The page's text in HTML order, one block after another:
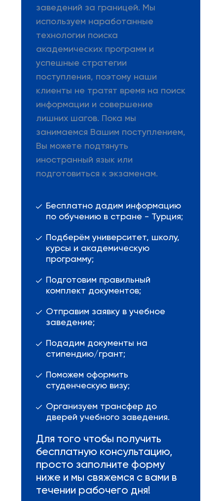
заведений за границей. Мы
используем наработанные
технологии поиска
академических программ и
успешные стратегии
поступления, поэтому наши
клиенты не тратят время на поиск
информации и совершение
лишних шагов. Пока мы
занимаемся Вашим поступлением,
Вы можете подтянуть
иностранный язык или
подготовиться к экзаменам.
Бесплатно дадим информацию
по обучению в стране - Турция;
Подберём университет, школу,
курсы и академическую
программу;
Подготовим правильный
комплект документов;
Отправим заявку в учебное
заведение;
Подадим документы на
стипендию/грант;
Поможем оформить
студенческую визу;
Организуем трансфер до
дверей учебного заведения.
Для того чтобы получить
бесплатную консультацию,
просто заполните форму
ниже и мы свяжемся с вами в
течении рабочего дня!